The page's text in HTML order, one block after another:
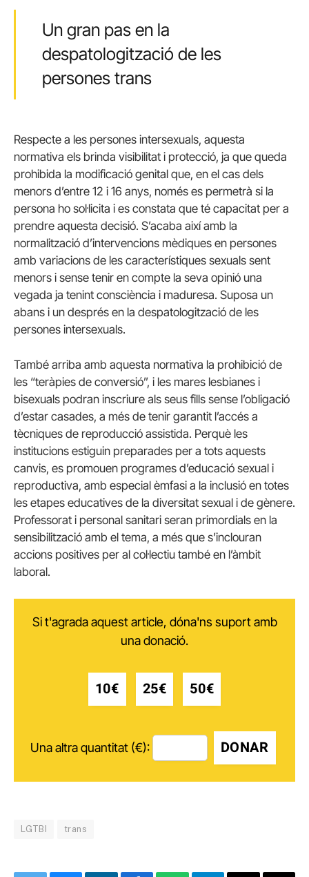
Un gran pas en la
despatologització de les
persones trans
Respecte a les persones intersexuals, aquesta
normativa els brinda visibilitat i protecció, ja que queda
prohibida la modificació genital que, en el cas dels
menors d’entre 12 i 16 anys, només es permetrà si la
persona ho sol·licita i es constata que té capacitat per a
prendre aquesta decisió. S’acaba així amb la
normalització d’intervencions mèdiques en persones
amb variacions de les característiques sexuals sent
menors i sense tenir en compte la seva opinió una
vegada ja tenint consciència i maduresa. Suposa un
abans i un després en la despatologització de les
persones intersexuals.
També arriba amb aquesta normativa la prohibició de
les “teràpies de conversió”, i les mares lesbianes i
bisexuals podran inscriure als seus fills sense l’obligació
d’estar casades, a més de tenir garantit l’accés a
tècniques de reproducció assistida. Perquè les
institucions estiguin preparades per a tots aquests
canvis, es promouen programes d’educació sexual i
reproductiva, amb especial èmfasi a la inclusió en totes
les etapes educatives de la diversitat sexual i de gènere.
Professorat i personal sanitari seran primordials en la
sensibilització amb el tema, a més que s’inclouran
accions positives per al col·lectiu també en l’àmbit
laboral.
Si t'agrada aquest article, dóna'ns suport amb
una donació.
10€ 25€ 50€
Una altra quantitat (€): DONAR
LGTBI trans